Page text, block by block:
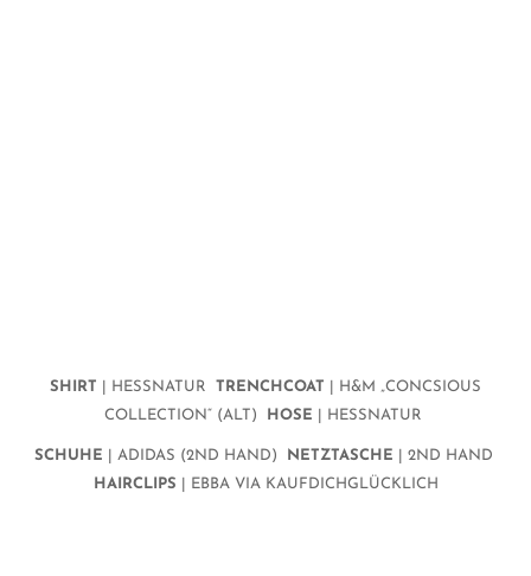
SHIRT | HESSNATUR TRENCHCOAT | H&M „CONCSIOUS
COLLECTION“ (ALT)
HOSE | HESSNATUR
SCHUHE | ADIDAS (2ND HAND) NETZTASCHE | 2ND HAND
HAIRCLIPS | EBBA VIA KAUFDICHGLÜCKLICH